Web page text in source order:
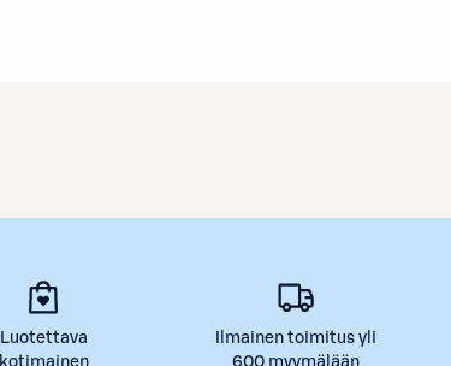
Luotettava
kotimainen
Ilmainen toimitus yli
600 myymälään